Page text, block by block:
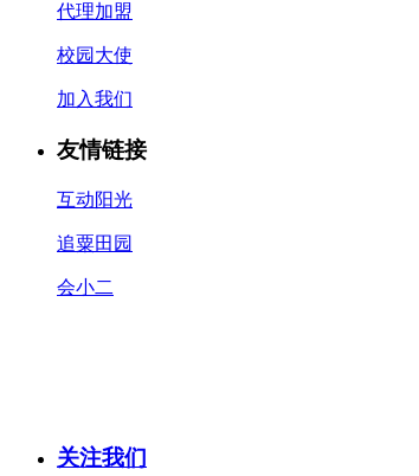
代理加盟
校园大使
加入我们
友情链接
互动阳光
追粟田园
会小二
关注我们